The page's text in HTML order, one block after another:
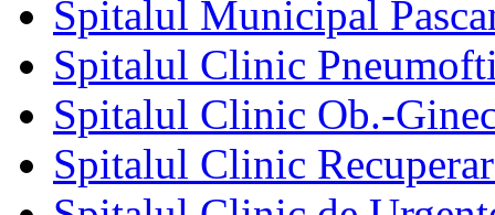
Spitalul Municipal
Spitalul Clinic
Spitalul Clinic Ob.-
Spitalul Clinic